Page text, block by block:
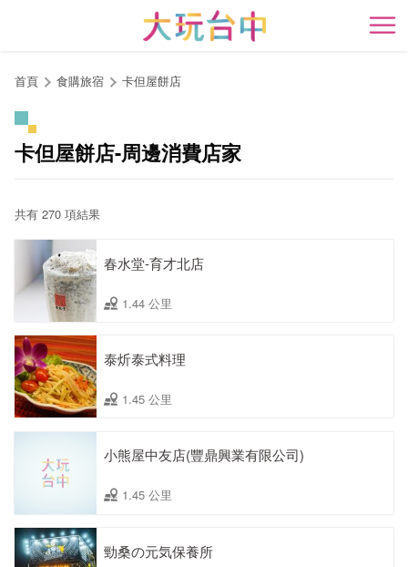
開
首頁 食購旅宿 卡但屋餅店
卡但屋餅店-周邊消費店家
共有 270 項結果
春水堂-育才北店
1.44 公里
泰炘泰式料理
1.45 公里
小熊屋中友店(豐鼎興業有限公司)
1.45 公里
勁桑の元気保養所